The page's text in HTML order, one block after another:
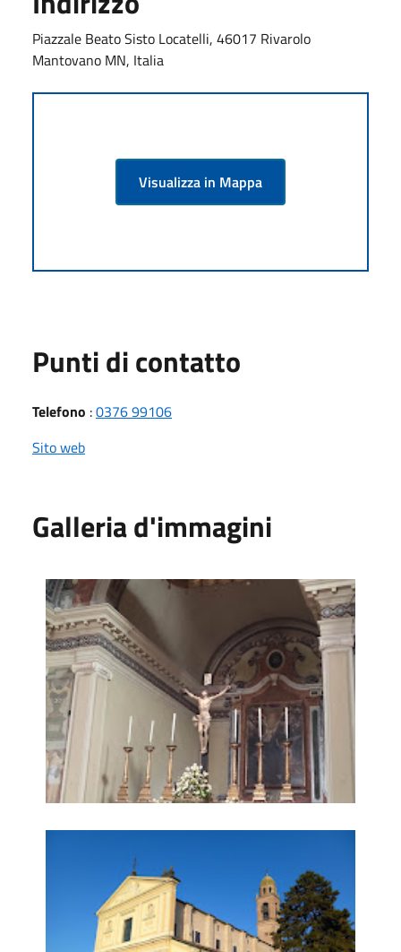
Piazzale Beato Sisto Locatelli, 46017 Rivarolo
Mantovano MN, Italia
Visualizza in Mappa
Punti di contatto
Telefono :0376 99106
Sito web
Galleria d'immagini
Chiesa